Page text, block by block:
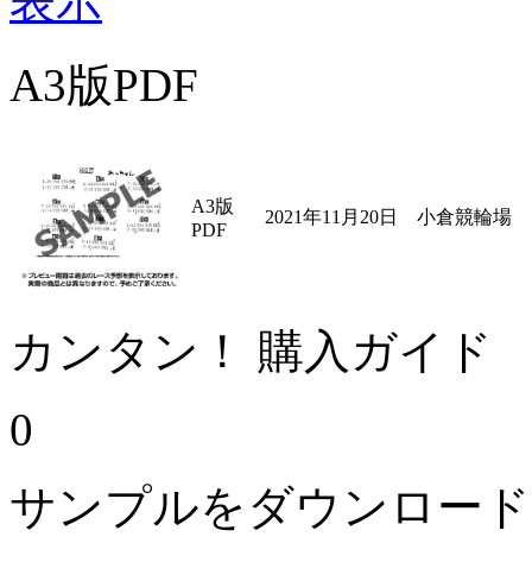
A3版PDF
A3版
PDF
2021年11月20日 小倉競輪場
カンタン！ 購入ガイド
0
サンプルをダウンロー